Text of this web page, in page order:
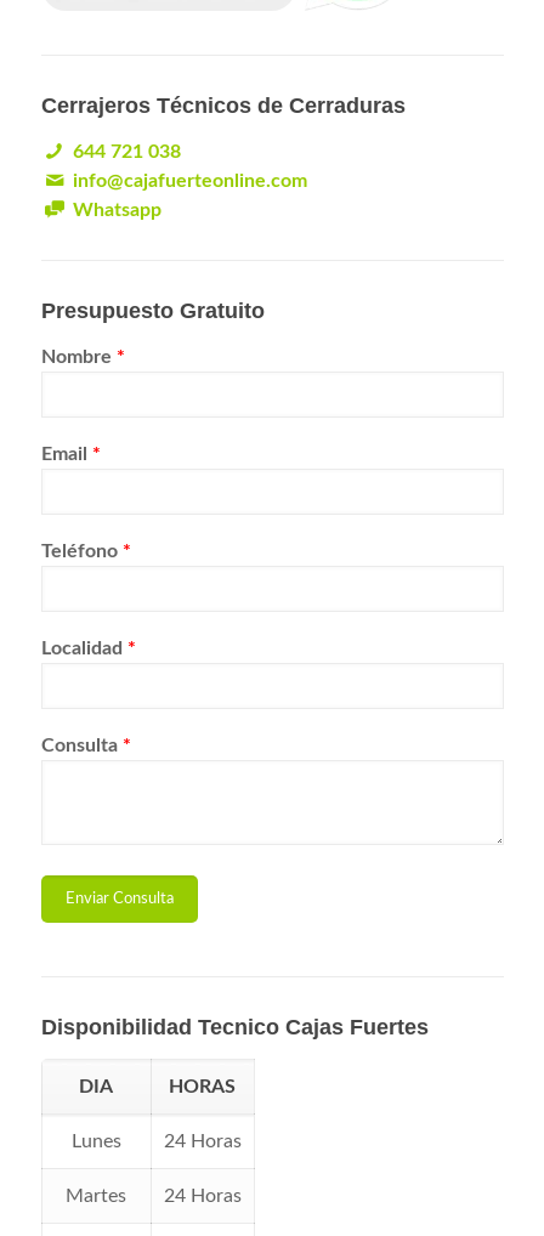
Cerrajeros Técnicos de Cerraduras
644 721 038
info@cajafuerteonline.com
Whatsapp
Presupuesto Gratuito
Nombre *
Email *
Teléfono *
Localidad *
Consulta *
Disponibilidad Tecnico Cajas Fuertes
DIA HORAS
Lunes 24 Horas
Martes 24 Horas